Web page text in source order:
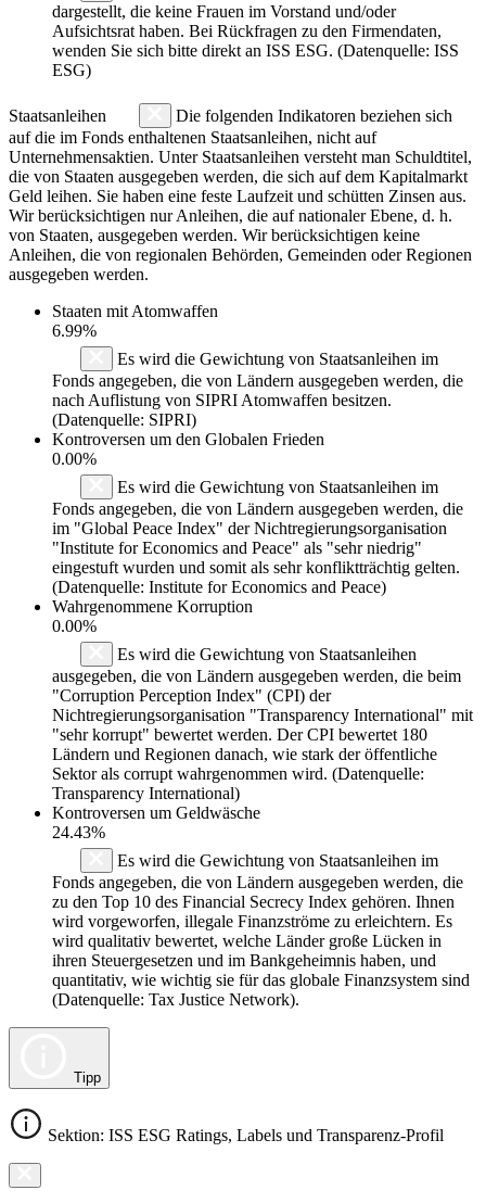
dargestellt, die keine Frauen im Vorstand und/oder
Aufsichtsrat haben. Bei Rückfragen zu den Firmendaten,
wenden Sie sich bitte direkt an ISS ESG. (Datenquelle: ISS
ESG)
Staatsanleihen
Die folgenden Indikatoren beziehen sich
auf die im Fonds enthaltenen Staatsanleihen, nicht auf
Unternehmensaktien. Unter Staatsanleihen versteht man Schuldtitel,
die von Staaten ausgegeben werden, die sich auf dem Kapitalmarkt
Geld leihen. Sie haben eine feste Laufzeit und schütten Zinsen aus.
Wir berücksichtigen nur Anleihen, die auf nationaler Ebene, d. h.
von Staaten, ausgegeben werden. Wir berücksichtigen keine
Anleihen, die von regionalen Behörden, Gemeinden oder Regionen
ausgegeben werden.
Staaten mit Atomwaffen
6.99%
Es wird die Gewichtung von Staatsanleihen im
Fonds angegeben, die von Ländern ausgegeben werden, die
nach Auflistung von SIPRI Atomwaffen besitzen.
(Datenquelle: SIPRI)
Kontroversen um den Globalen Frieden
0.00%
Es wird die Gewichtung von Staatsanleihen im
Fonds angegeben, die von Ländern ausgegeben werden, die
im "Global Peace Index" der Nichtregierungsorganisation
"Institute for Economics and Peace" als "sehr niedrig"
eingestuft wurden und somit als sehr konfliktträchtig gelten.
(Datenquelle: Institute for Economics and Peace)
Wahrgenommene Korruption
0.00%
Es wird die Gewichtung von Staatsanleihen
ausgegeben, die von Ländern ausgegeben werden, die beim
"Corruption Perception Index" (CPI) der
Nichtregierungsorganisation "Transparency International" mit
"sehr korrupt" bewertet werden. Der CPI bewertet 180
Ländern und Regionen danach, wie stark der öffentliche
Sektor als corrupt wahrgenommen wird. (Datenquelle:
Transparency International)
Kontroversen um Geldwäsche
24.43%
Es wird die Gewichtung von Staatsanleihen im
Fonds angegeben, die von Ländern ausgegeben werden, die
zu den Top 10 des Financial Secrecy Index gehören. Ihnen
wird vorgeworfen, illegale Finanzströme zu erleichtern. Es
wird qualitativ bewertet, welche Länder große Lücken in
ihren Steuergesetzen und im Bankgeheimnis haben, und
quantitativ, wie wichtig sie für das globale Finanzsystem sind
(Datenquelle: Tax Justice Network).
Tipp
Sektion: ISS ESG Ratings, Labels und Transparenz-Profil